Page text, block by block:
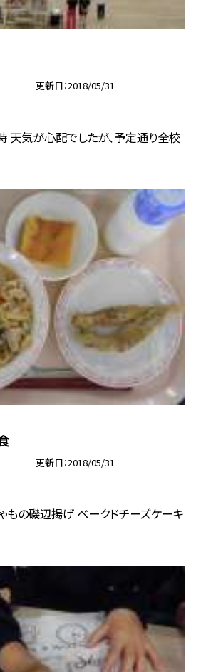
更新日 2018/05/31
天気が心配でしたが、予定通り全校
更新日 2018/05/31
もの磯辺揚げ ベークドチーズケーキ